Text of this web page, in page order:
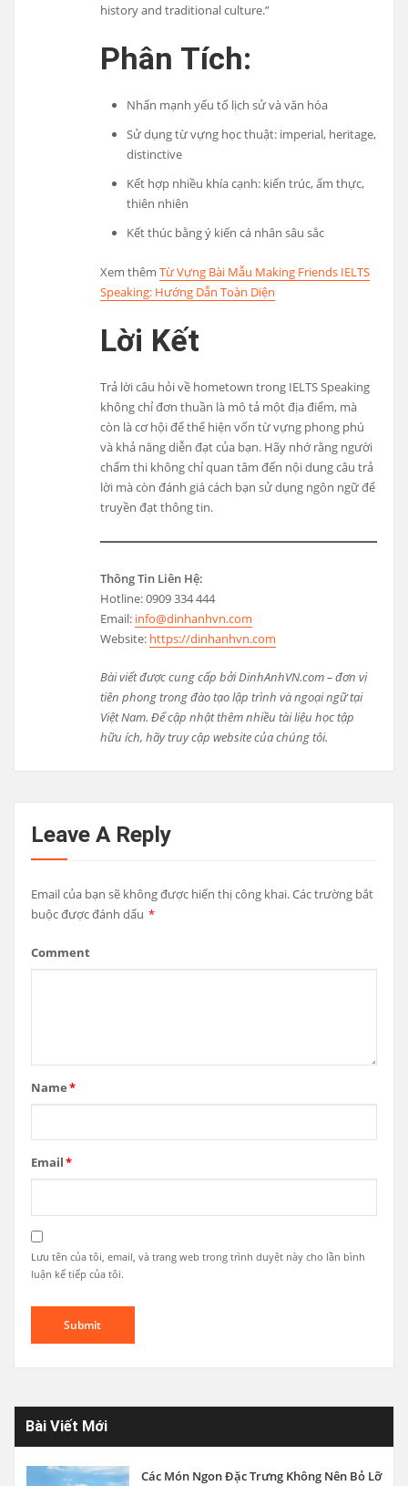
history and traditional culture.”
Phân Tích:
Nhấn mạnh yếu tố lịch sử và văn hóa
Sử dụng từ vựng học thuật: imperial, heritage,
distinctive
Kết hợp nhiều khía cạnh: kiến trúc, ẩm thực,
thiên nhiên
Kết thúc bằng ý kiến cá nhân sâu sắc
Xem thêmTừ Vựng Bài Mẫu Making Friends IELTS
Speaking: Hướng Dẫn Toàn Diện
Lời Kết
Trả lời câu hỏi về hometown trong IELTS Speaking
không chỉ đơn thuần là mô tả một địa điểm, mà
còn là cơ hội để thể hiện vốn từ vựng phong phú
và khả năng diễn đạt của bạn. Hãy nhớ rằng người
chấm thi không chỉ quan tâm đến nội dung câu trả
lời mà còn đánh giá cách bạn sử dụng ngôn ngữ để
truyền đạt thông tin.
Thông Tin Liên Hệ:
Hotline: 0909 334 444
Email: info@dinhanhvn.com
Website: https://dinhanhvn.com
Bài viết được cung cấp bởi DinhAnhVN.com – đơn vị
tiên phong trong đào tạo lập trình và ngoại ngữ tại
Việt Nam. Để cập nhật thêm nhiều tài liệu học tập
hữu ích, hãy truy cập website của chúng tôi.
Leave A Reply
Email của bạn sẽ không được hiển thị công khai.Các trường bắt
buộc được đánh dấu *
Comment
Name*
Email*
Lưu tên của tôi, email, và trang web trong trình duyệt này cho lần bình
luận kế tiếp của tôi.
Bài Viết Mới
Các Món Ngon Đặc Trưng Không Nên Bỏ Lỡ